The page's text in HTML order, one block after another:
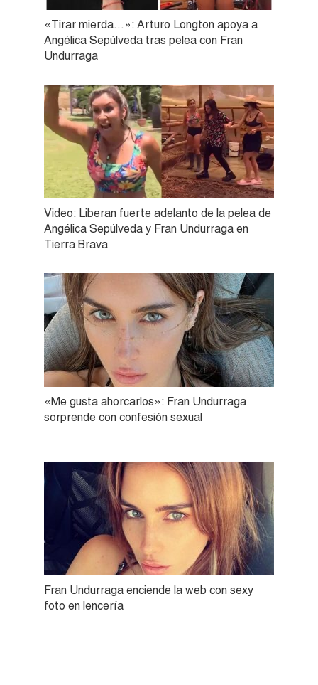
«Tirar mierda…»: Arturo Longton apoya a
Angélica Sepúlveda tras pelea con Fran
Undurraga
Video: Liberan fuerte adelanto de la pelea de
Angélica Sepúlveda y Fran Undurraga en
Tierra Brava
«Me gusta ahorcarlos»: Fran Undurraga
sorprende con confesión sexual
Fran Undurraga enciende la web con sexy
foto en lencería